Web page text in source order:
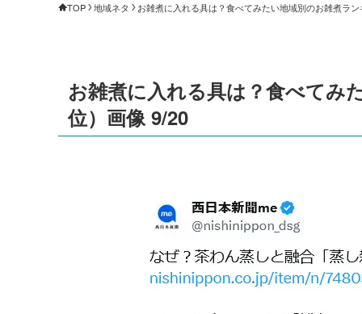
TOP 地域ネタ お雑煮に入れる具は？食べてみたい地域別のお雑煮ラ
お雑煮に入れる具は？食べてみ
位）画像 9/20